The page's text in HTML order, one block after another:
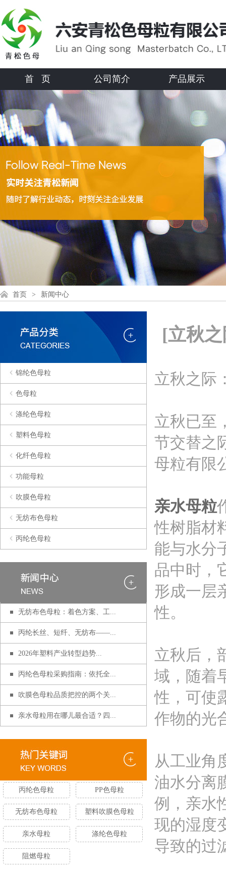
首 页 公司简介 产品展示
首页 > 新闻中心
锦纶色母粒
色母粒
涤纶色母粒
塑料色母粒
化纤色母粒
功能母粒
吹膜色母粒
无纺布色母粒
丙纶色母粒
无纺布色母粒：着色方案、工...
丙纶长丝、短纤、无纺布——...
2026年塑料产业转型趋势...
丙纶色母粒采购指南：依托全...
吹膜色母粒品质把控的两个关...
亲水母粒用在哪儿最合适？四...
丙纶色母粒 PP色母粒
无纺布色母粒 塑料吹膜色母粒
亲水母粒 涤纶色母粒
阻燃母粒
[立秋
立秋之际
立秋已至
节交替之
母粒有限
亲水母粒
性树脂材
能与水分
品中时，
形成一层
性。
立秋后，
域，随着
性，可使
作物的光
从工业角
油水分离
例，亲水
现的湿度
导致的过